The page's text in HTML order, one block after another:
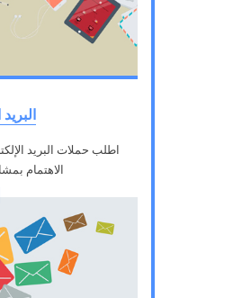
اطلب حملات البريد
الاهتمام